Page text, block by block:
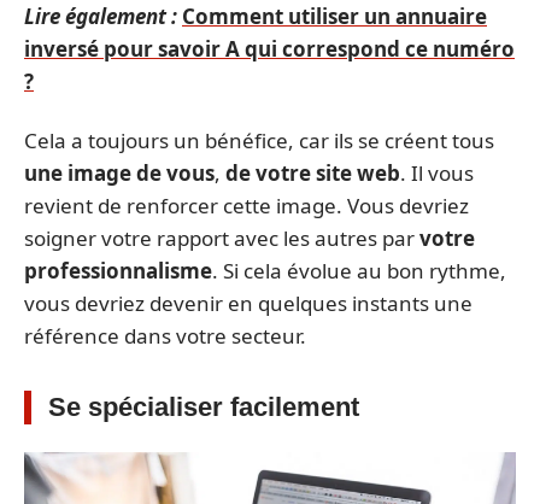
Lire également : Comment utiliser un annuaire
inversé pour savoir A qui correspond ce numéro
?
Cela a toujours un bénéfice, car ils se créent tous
une image de vous, de votre site web. Il vous
revient de renforcer cette image. Vous devriez
soigner votre rapport avec les autres parvotre
professionnalisme. Si cela évolue au bon rythme,
vous devriez devenir en quelques instants une
référence dans votre secteur.
Se spécialiser facilement